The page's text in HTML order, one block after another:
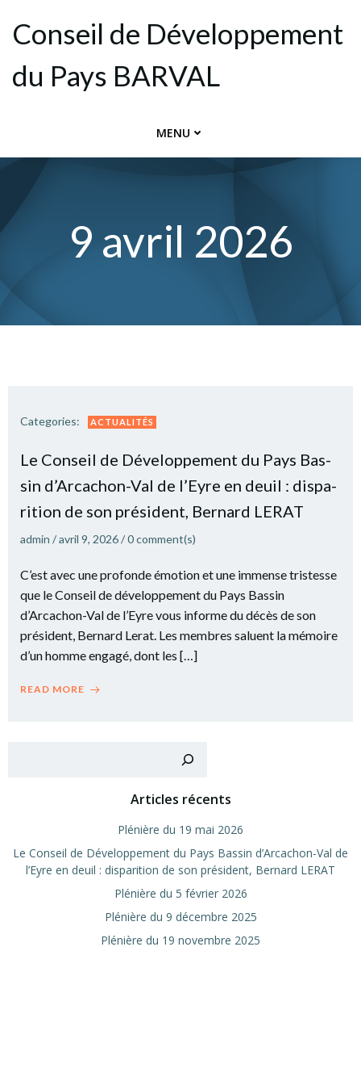
au
contenu
Conseil de Dévelop­pement
du Pays BARVAL
MENU
9 avril 2026
Categories: ACTUALITÉS
Le Conseil de Déve­lop­pe­ment du Pays Bas­
sin d’Arcachon-Val de l’Eyre en deuil : dis­pa­
ri­tion de son pré­sident, Ber­nard LERAT
admin /avril 9, 2026/0comment(s)
C’est avec une pro­fonde émo­tion et une immense tris­tesse
que le Conseil de déve­lop­pe­ment du Pays Bas­sin
d’Arcachon-Val de l’Eyre vous informe du décès de son
pré­sident, Ber­nard Lerat. Les membres saluent la mémoire
d’un homme enga­gé, dont les […]
READ MORE
Articles récents
Plé­nière du 19 mai 2026
Le Conseil de Déve­lop­pe­ment du Pays Bas­sin d’Arcachon-Val de
l’Eyre en deuil : dis­pa­ri­tion de son pré­sident, Ber­nard LERAT
Plé­nière du 5 février 2026
Plé­nière du 9 décembre 2025
Plé­nière du 19 novembre 2025